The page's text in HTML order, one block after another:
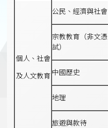
個人、社會
及人文教育
公民、經濟與社會
宗教教育（非文憑
試）
中國歷史
地理
旅遊與款待